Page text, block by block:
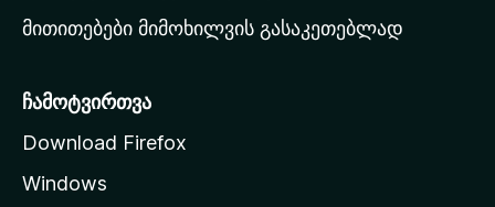
ვ
რ
ზ
ე
მითითებები მიმოხილვის გასაკეთებლად
ჩამოტვირთვა
Download Firefox
Windows